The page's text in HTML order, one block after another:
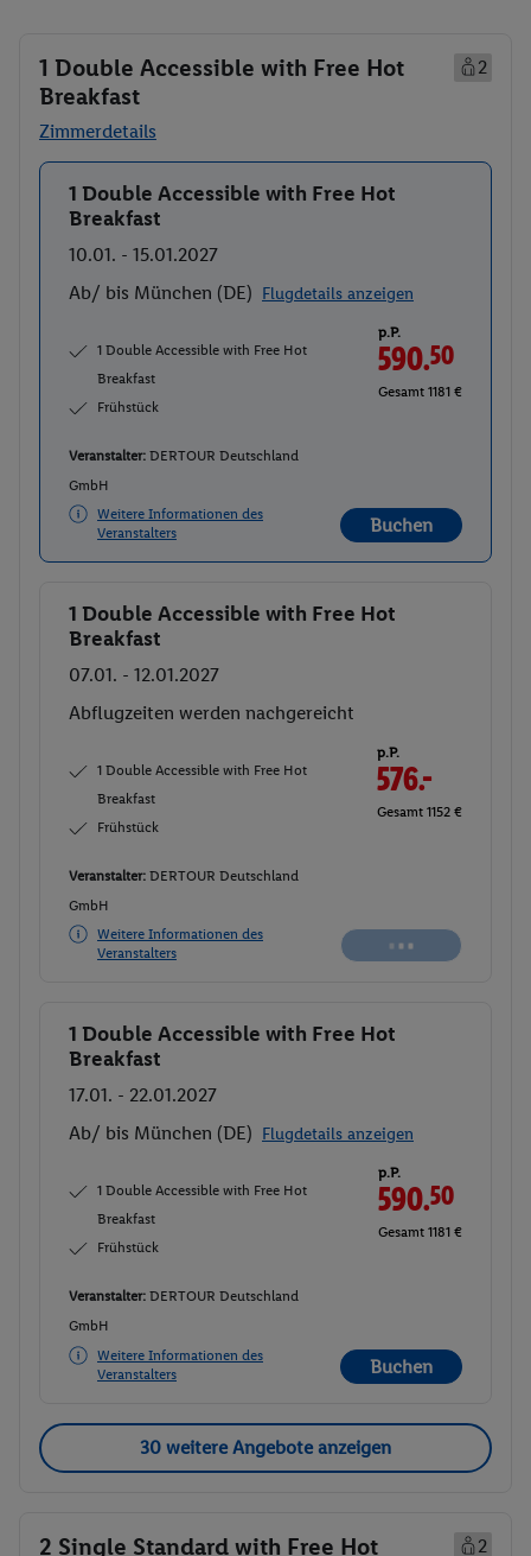
1 Double Accessible with Free Hot
Breakfast
2
Zimmerdetails
Buchen
1 Double Accessible with Free Hot
Breakfast
10.01. - 15.01.2027
Ab/ bis München (DE) Flugdetails anzeigen
1 Double Accessible with Free Hot
Breakfast
Frühstück
p.P.
590.50
Gesamt 1181 €
Veranstalter: DERTOUR Deutschland
GmbH
Weitere Informationen des
Veranstalters
Buchen
Buchen
1 Double Accessible with Free Hot
Breakfast
07.01. - 12.01.2027
Ab/ bis München (DE) Flugdetails anzeigen
1 Double Accessible with Free Hot
Breakfast
Frühstück
p.P.
577.50
Gesamt 1155 €
Veranstalter: DERTOUR Deutschland
GmbH
Weitere Informationen des
Veranstalters
Buchen
Buchen
1 Double Accessible with Free Hot
Breakfast
17.01. - 22.01.2027
Ab/ bis München (DE) Flugdetails anzeigen
1 Double Accessible with Free Hot
Breakfast
Frühstück
p.P.
590.50
Gesamt 1181 €
Veranstalter: DERTOUR Deutschland
GmbH
Weitere Informationen des
Veranstalters
Buchen
30 weitere Angebote anzeigen
2 Single Standard with Free Hot 2